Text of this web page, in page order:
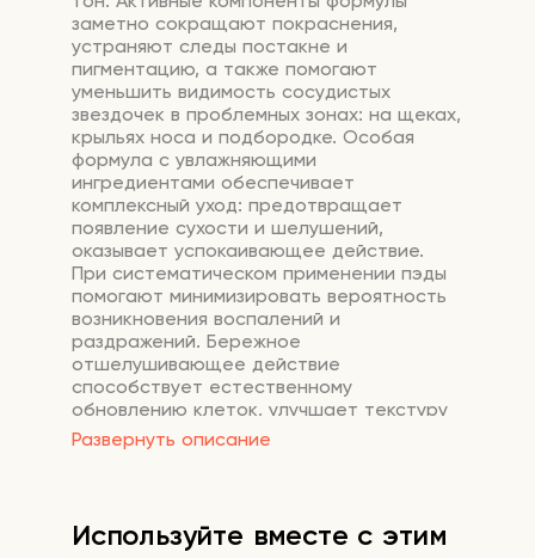
Развернуть описание
заметно сокращают покраснения,
устраняют следы постакне и
пигментацию, а также помогают
уменьшить видимость сосудистых
звездочек в проблемных зонах: на щеках,
крыльях носа и подбородке. Особая
формула с увлажняющими
ингредиентами обеспечивает
комплексный уход: предотвращает
появление сухости и шелушений,
оказывает успокаивающее действие.
При систематическом применении пэды
помогают минимизировать вероятность
возникновения воспалений и
раздражений. Бережное
отшелушивающее действие
способствует естественному
обновлению клеток, улучшает текстуру
кожи и выравнивает её микрорельеф, не
вызывая дискомфорта.
Азелановая кислотаобладает
Используйте вместе с этим